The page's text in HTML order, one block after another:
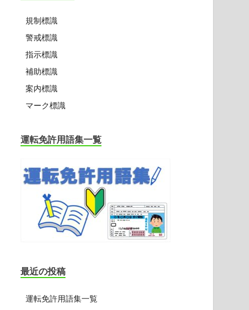
規制標識
警戒標識
指示標識
補助標識
案内標識
マーク標識
運転免許用語集一覧
最近の投稿
運転免許用語集一覧